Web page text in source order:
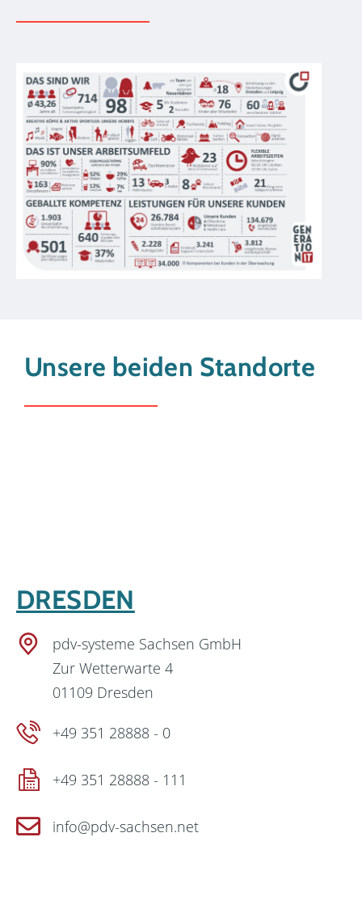
Unsere beiden Standorte
DRESDEN
pdv-systeme Sachsen GmbH
Zur Wetterwarte 4
01109 Dresden
+49 351 28888 - 0
+49 351 28888 - 111
info@pdv-sachsen.net